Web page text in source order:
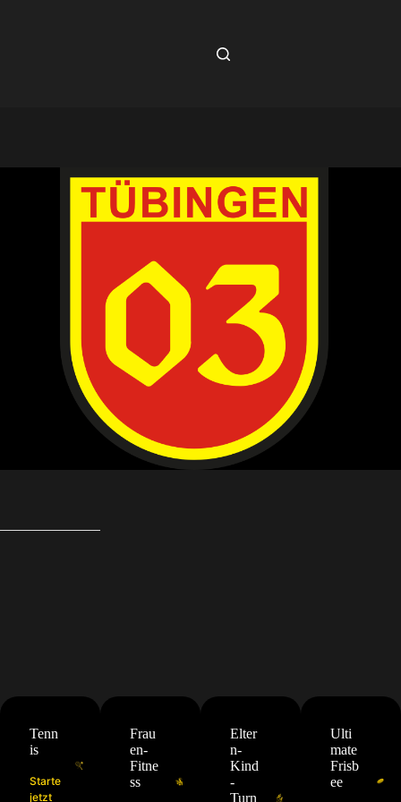
Tenn
is
Starte
jetzt
Frau
en-
Fitne
ss
Elter
n-
Kind
-
Turn
Ulti
mate
Frisb
ee